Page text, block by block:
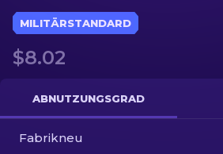
Messer
Handschuh
Kisten
Andere
MILITÄRSTANDARD
$8.02
ABNUTZUNGSGRAD
Fabrikneu